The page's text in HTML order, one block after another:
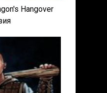
Hangover